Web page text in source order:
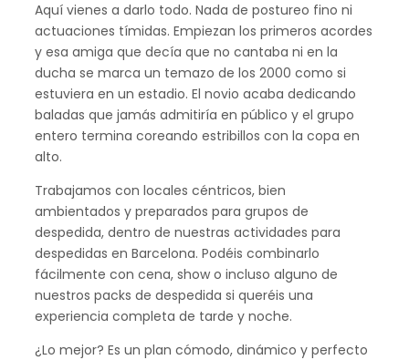
Aquí vienes a darlo todo. Nada de postureo fino ni
actuaciones tímidas. Empiezan los primeros acordes
y esa amiga que decía que no cantaba ni en la
ducha se marca un temazo de los 2000 como si
estuviera en un estadio. El novio acaba dedicando
baladas que jamás admitiría en público y el grupo
entero termina coreando estribillos con la copa en
alto.
Trabajamos con locales céntricos, bien
ambientados y preparados para grupos de
despedida, dentro de nuestras actividades para
despedidas en Barcelona. Podéis combinarlo
fácilmente con cena, show o incluso alguno de
nuestros packs de despedida si queréis una
experiencia completa de tarde y noche.
¿Lo mejor? Es un plan cómodo, dinámico y perfecto